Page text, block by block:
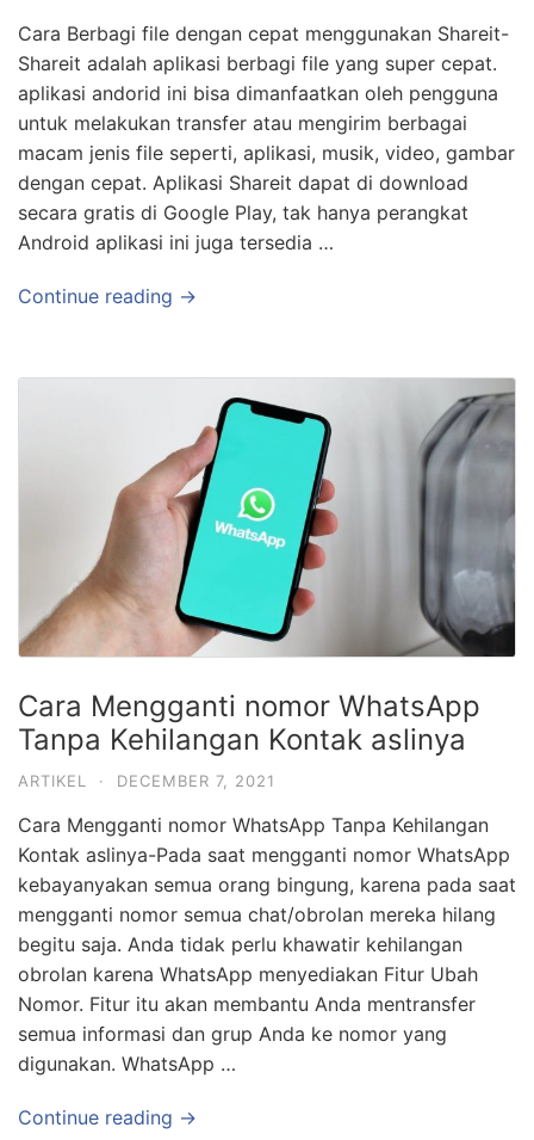
Cara Berbagi file dengan cepat menggunakan Shareit-
Shareit adalah aplikasi berbagi file yang super cepat.
aplikasi andorid ini bisa dimanfaatkan oleh pengguna
untuk melakukan transfer atau mengirim berbagai
macam jenis file seperti, aplikasi, musik, video, gambar
dengan cepat. Aplikasi Shareit dapat di download
secara gratis di Google Play, tak hanya perangkat
Android aplikasi ini juga tersedia …
Continue reading →
Cara Mengganti nomor WhatsApp
Tanpa Kehilangan Kontak aslinya
ARTIKEL · DECEMBER 7, 2021
Cara Mengganti nomor WhatsApp Tanpa Kehilangan
Kontak aslinya-Pada saat mengganti nomor WhatsApp
kebayanyakan semua orang bingung, karena pada saat
mengganti nomor semua chat/obrolan mereka hilang
begitu saja. Anda tidak perlu khawatir kehilangan
obrolan karena WhatsApp menyediakan Fitur Ubah
Nomor. Fitur itu akan membantu Anda mentransfer
semua informasi dan grup Anda ke nomor yang
digunakan. WhatsApp …
Continue reading →